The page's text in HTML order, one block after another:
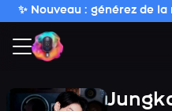
✨ Nouveau : générez de